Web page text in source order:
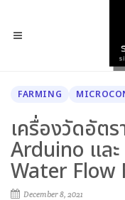
FARMING
เครื่องวัดอัต
Arduino แล
Water Flow
December 8, 2021